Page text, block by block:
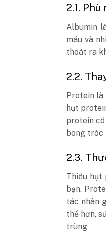
2.1. Phù
Albumin
máu và
thoát ra
2.2.
Protein là
hụt
protein
bong tróc
2.3.
Thiếu hụt
bạn.
tác nhân
thể hơn,
trùng